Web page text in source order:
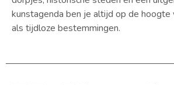
kunstagenda ben je altijd op de hoogte
als tijdloze bestemmingen.